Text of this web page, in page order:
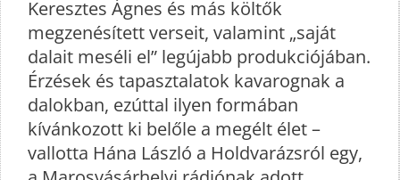
Keresztes Ágnes és más költők
megzenésített verseit, valamint „saját
dalait meséli el” legújabb produkciójában.
Érzések és tapasztalatok kavarognak a
dalokban, ezúttal ilyen formában
kívánkozott ki belőle a megélt élet –
vallotta Hána László a Holdvarázsról egy,